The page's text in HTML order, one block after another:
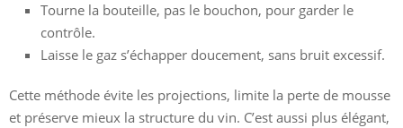
Tourne la bouteille, pas le bouchon, pour garder le
contrôle.
Laisse le gaz s’échapper doucement, sans bruit excessif.
Cette méthode évite les projections, limite la perte de mousse
et préserve mieux la structure du vin. C’est aussi plus élégant,